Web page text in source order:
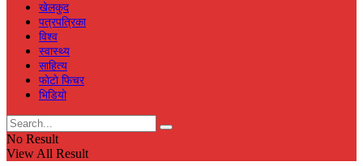
खेलकुद
पत्रपत्रिका
विश्व
स्वास्थ्य
साहित्य
फाेटाे फिचर
भिडियाे
No Result
View All Result